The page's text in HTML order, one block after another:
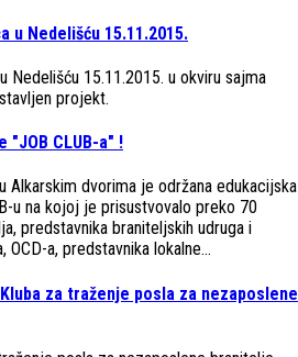
u Nedelišću 15.11.2015.
Nedelišću 15.11.2015. u okviru sajma
projekt.
CLUB-a" !
Alkarskim dvorima je održana edukacijska
u na kojoj je prisustvovalo preko 70
predstavnika braniteljskih udruga i
OCD-a, predstavnika lokalne…
za traženje posla za nezaposlene